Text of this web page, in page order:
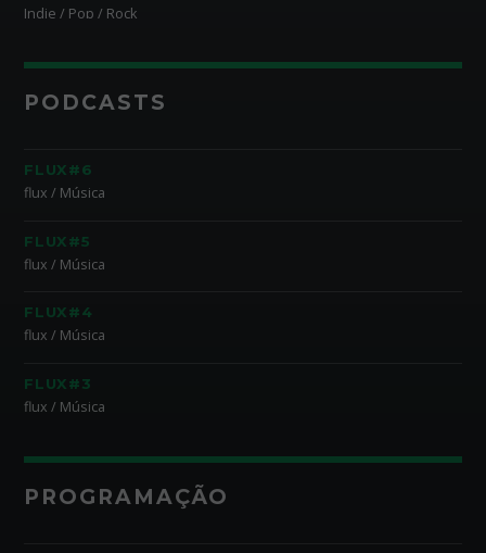
Indie / Pop / Rock
PODCASTS
FLUX#6
flux / Música
FLUX#5
flux / Música
FLUX#4
flux / Música
FLUX#3
flux / Música
PROGRAMAÇÃO